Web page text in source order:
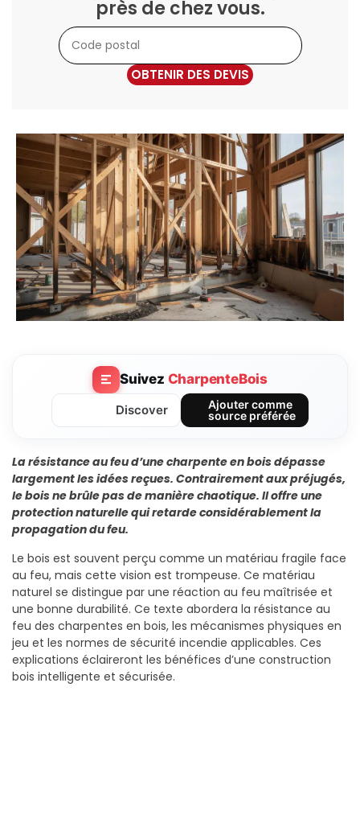
près de chez vous.
OBTENIR DES DEVIS
Suivez CharpenteBois
Discover
Ajouter comme
source préférée
La résistance au feu d’une charpente en bois dépasse
largement les idées reçues. Contrairement aux préjugés,
le bois ne brûle pas de manière chaotique. Il offre une
protection naturelle qui retarde considérablement la
propagation du feu.
Le bois est souvent perçu comme un matériau fragile face
au feu, mais cette vision est trompeuse. Ce matériau
naturel se distingue par une réaction au feu maîtrisée et
une bonne durabilité. Ce texte abordera la résistance au
feu des charpentes en bois, les mécanismes physiques en
jeu et les normes de sécurité incendie applicables. Ces
explications éclaireront les bénéfices d’une construction
bois intelligente et sécurisée.